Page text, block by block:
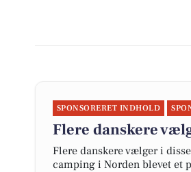
SPONSORERET INDHOLD
Flere danskere
Flere danskere vælger i
camping i Norden blevet et